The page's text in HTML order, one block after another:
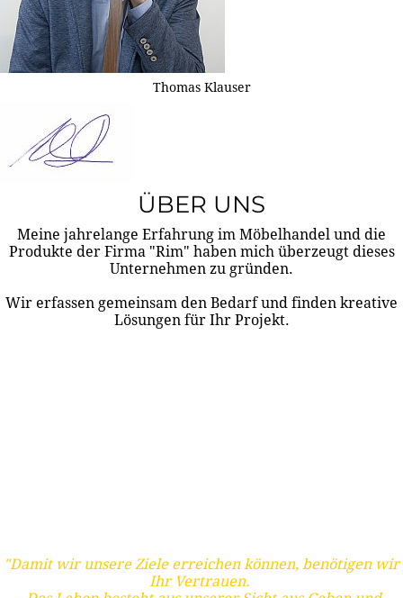
Thomas Klauser
ÜBER UNS
Meine jahrelange Erfahrung im Möbelhandel und die
Produkte der Firma "Rim" haben mich überzeugt dieses
Unternehmen zu gründen.
Wir erfassen gemeinsam den Bedarf und finden kreative
Lösungen für Ihr Projekt.
"Damit wir unsere Ziele erreichen können, benötigen wir
Ihr Vertrauen.